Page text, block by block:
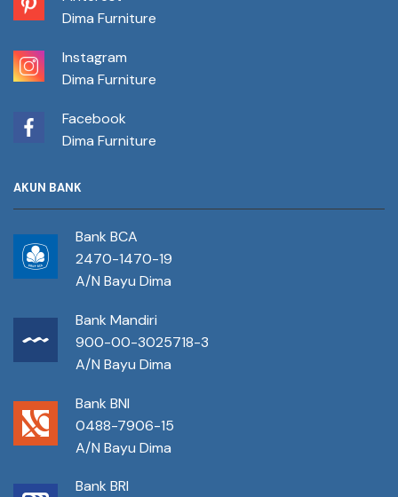
Dima Furniture
Instagram
Dima Furniture
Facebook
Dima Furniture
AKUN BANK
Bank BCA
2470-1470-19
A/N Bayu Dima
Bank Mandiri
900-00-3025718-3
A/N Bayu Dima
Bank BNI
0488-7906-15
A/N Bayu Dima
Bank BRI